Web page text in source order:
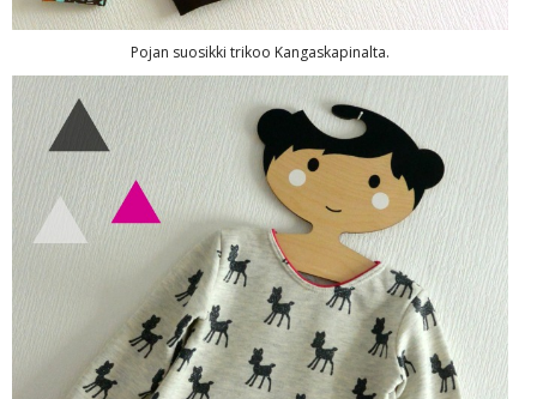
Pojan suosikki trikoo Kangaskapinalta.